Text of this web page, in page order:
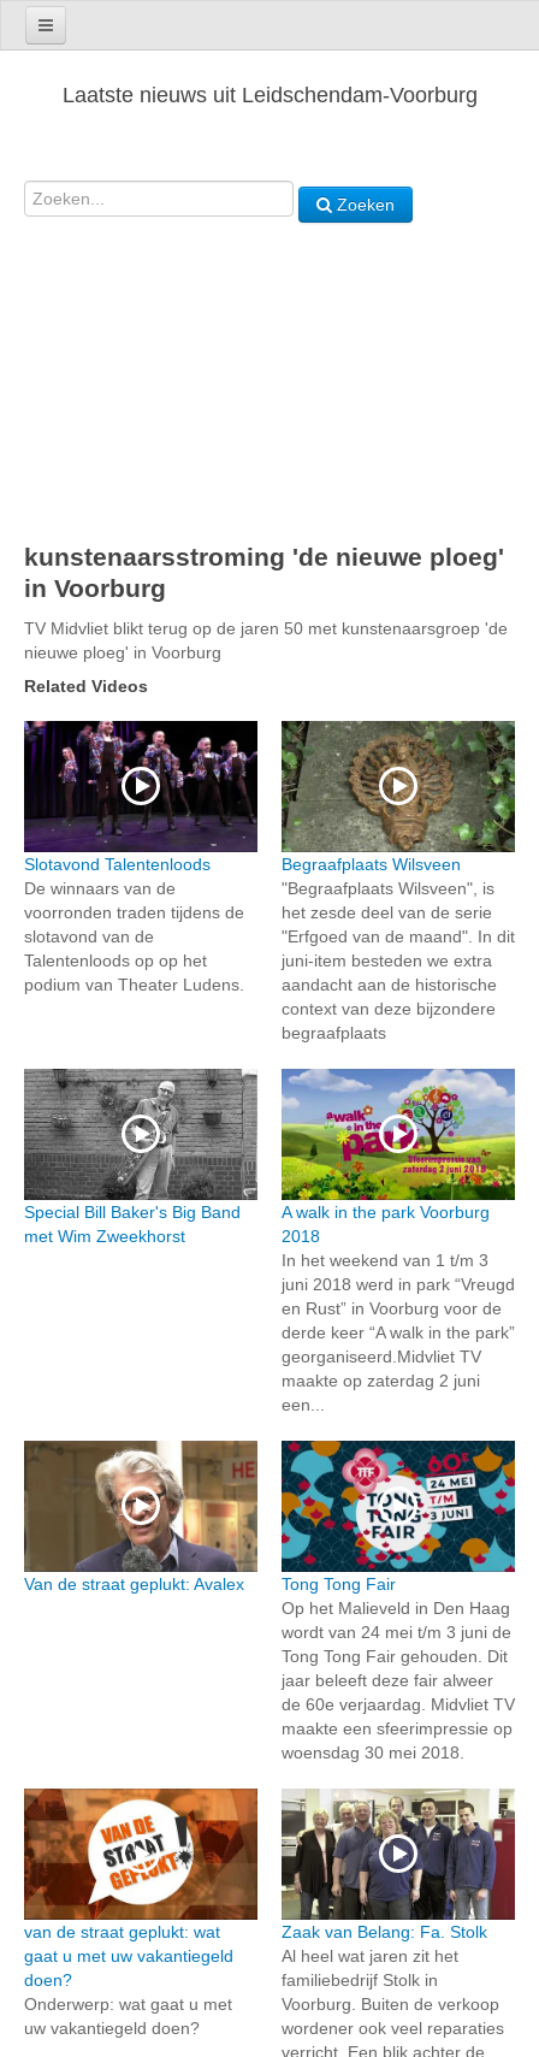
Laatste nieuws uit Leidschendam-Voorburg
Zoeken
kunstenaarsstroming 'de nieuwe ploeg'
in Voorburg
TV Midvliet blikt terug op de jaren 50 met kunstenaarsgroep 'de
nieuwe ploeg' in Voorburg
Related Videos
Slotavond Talentenloods
De winnaars van de
voorronden traden tijdens de
slotavond van de
Talentenloods op op het
podium van Theater Ludens.
Begraafplaats Wilsveen
"Begraafplaats Wilsveen", is
het zesde deel van de serie
"Erfgoed van de maand". In dit
juni-item besteden we extra
aandacht aan de historische
context van deze bijzondere
begraafplaats
Special Bill Baker's Big Band
met Wim Zweekhorst
A walk in the park Voorburg
2018
In het weekend van 1 t/m 3
juni 2018 werd in park “Vreugd
en Rust” in Voorburg voor de
derde keer “A walk in the park”
georganiseerd.Midvliet TV
maakte op zaterdag 2 juni
een...
Van de straat geplukt: Avalex
Tong Tong Fair
Op het Malieveld in Den Haag
wordt van 24 mei t/m 3 juni de
Tong Tong Fair gehouden. Dit
jaar beleeft deze fair alweer
de 60e verjaardag. Midvliet TV
maakte een sfeerimpressie op
woensdag 30 mei 2018.
van de straat geplukt: wat
gaat u met uw vakantiegeld
doen?
Onderwerp: wat gaat u met
uw vakantiegeld doen?
Zaak van Belang: Fa. Stolk
Al heel wat jaren zit het
familiebedrijf Stolk in
Voorburg. Buiten de verkoop
wordener ook veel reparaties
verricht. Een blik achter de